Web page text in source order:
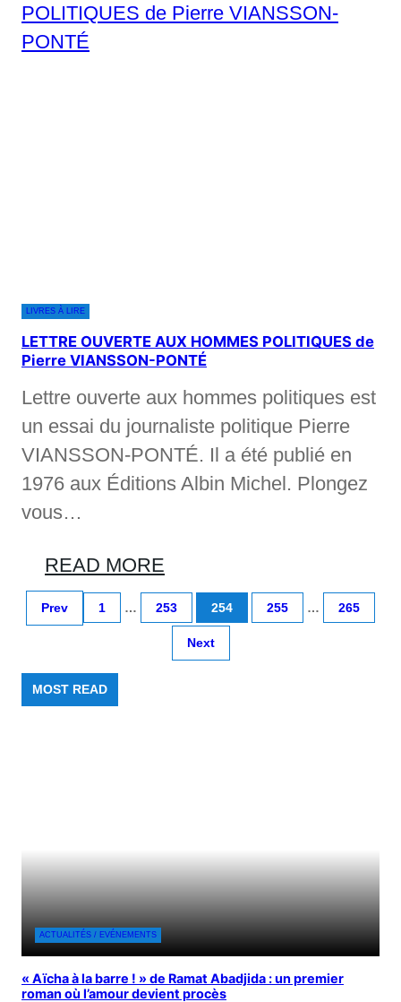
LIVRES À LIRE
LETTRE OUVERTE AUX HOMMES POLITIQUES de
Pierre VIANSSON-PONTÉ
Lettre ouverte aux hommes politiques est
un essai du journaliste politique Pierre
VIANSSON-PONTÉ. Il a été publié en
1976 aux Éditions Albin Michel. Plongez
vous…
READ MORE
Prev 1 … 253 254 255 … 265
Next
MOST READ
ACTUALITÉS / EVÉNEMENTS
« Aïcha à la barre ! » de Ramat Abadjida : un premier
roman où l’amour devient procès